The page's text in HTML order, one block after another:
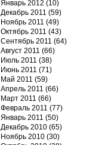
Январь 2012 (10)
Декабрь 2011 (59)
Ноябрь 2011 (49)
Октябрь 2011 (43)
Сентябрь 2011 (64)
Август 2011 (66)
Июль 2011 (38)
Июнь 2011 (71)
Май 2011 (59)
Апрель 2011 (66)
Март 2011 (66)
Февраль 2011 (77)
Январь 2011 (50)
Декабрь 2010(65)
Ноябрь 2010(30)